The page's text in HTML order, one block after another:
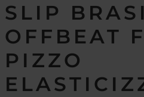
SLIP
OFFBEAT
PIZZO